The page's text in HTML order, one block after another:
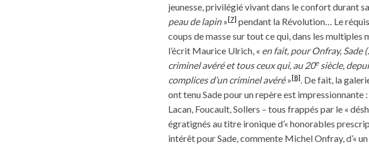
jeunesse, privilégié vivant dans le confort durant
peau de lapin»[7] pendant la Révolution… Le
coups de masse sur tout ce qui, dans les multiples
l’écrit Maurice Ulrich, « en fait, pour Onfray, Sade
criminel avéré et tous ceux qui, au 20esiècle,
complices d’un criminel avéré»[8] . De fait, la
ont tenu Sade pour un repère est
Lacan, Foucault, Sollers – tous frappés par le «
égratignés au titre ironique d’« honorables
intérêt pour Sade, commente Michel Onfray, d’«